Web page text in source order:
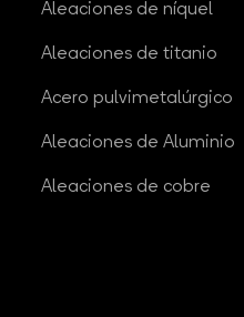
Aleaciones de níquel
Aleaciones de titanio
Acero pulvimetalúrgico
Aleaciones de Aluminio
Aleaciones de cobre